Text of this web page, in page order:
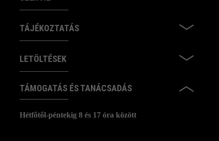
TÁJÉKOZTATÁS
LETÖLTÉSEK
TÁMOGATÁS ÉS TANÁCSADÁS
Hétfőtől-péntekig 8 és 17 óra között